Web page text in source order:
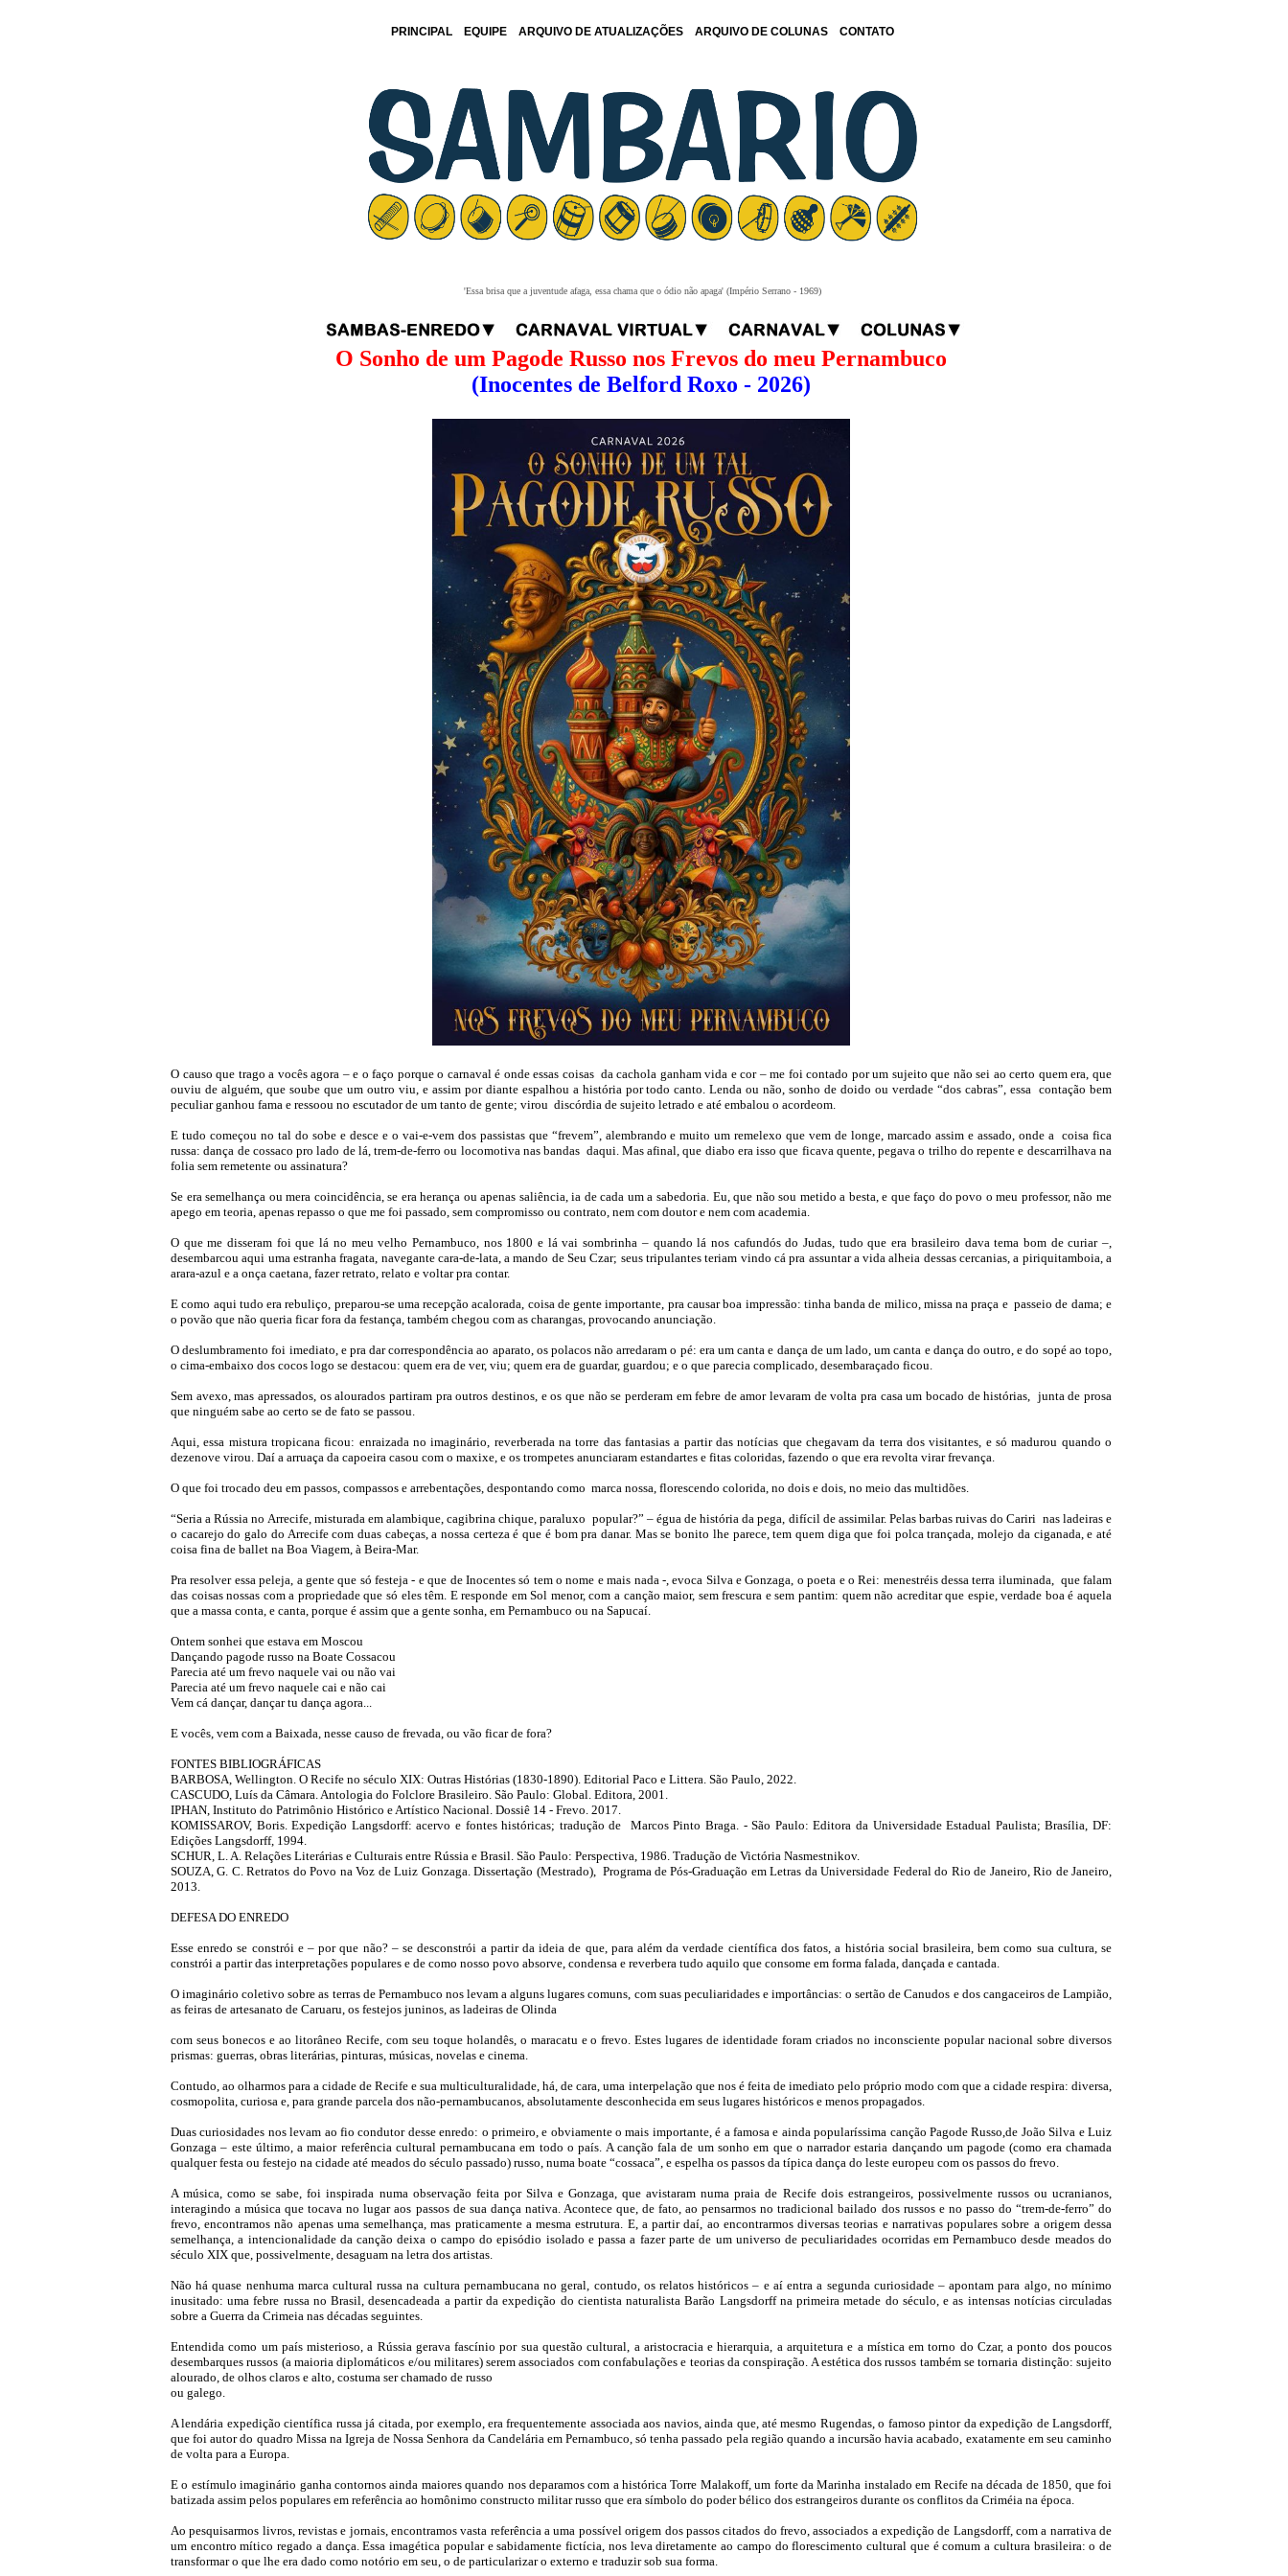
PRINCIPAL EQUIPE ARQUIVO DE ATUALIZAÇÕES ARQUIVO DE COLUNAS CONTATO
'Essa brisa que a juventude afaga, essa chama que o ódio não apaga' (Império Serrano - 1969)
O Sonho de um Pagode Russo nos Frevos do meu Pernambuco
(Inocentes de Belford Roxo - 2026)
O causo que trago a vocês agora – e o faço porque o carnaval é onde essas coisas da cachola ganham vida e cor – me foi contado por um sujeito que não sei ao certo quem era, que
ouviu de alguém, que soube que um outro viu, e assim por diante espalhou a história por todo canto. Lenda ou não, sonho de doido ou verdade “dos cabras”, essa contação bem
peculiar ganhou fama e ressoou no escutador de um tanto de gente; virou discórdia de sujeito letrado e até embalou o acordeom.
E tudo começou no tal do sobe e desce e o vai-e-vem dos passistas que “frevem”, alembrando e muito um remelexo que vem de longe, marcado assim e assado, onde a coisa fica
russa: dança de cossaco pro lado de lá, trem-de-ferro ou locomotiva nas bandas daqui. Mas afinal, que diabo era isso que ficava quente, pegava o trilho do repente e descarrilhava na
folia sem remetente ou assinatura?
Se era semelhança ou mera coincidência, se era herança ou apenas saliência, ia de cada um a sabedoria. Eu, que não sou metido a besta, e que faço do povo o meu professor, não me
apego em teoria, apenas repasso o que me foi passado, sem compromisso ou contrato, nem com doutor e nem com academia.
O que me disseram foi que lá no meu velho Pernambuco, nos 1800 e lá vai sombrinha – quando lá nos cafundós do Judas, tudo que era brasileiro dava tema bom de curiar –,
desembarcou aqui uma estranha fragata, navegante cara-de-lata, a mando de SeuCzar; seus tripulantes teriam vindo cá pra assuntar a vida alheia dessas cercanias, a piriquitamboia, a
arara-azul e a onça caetana, fazer retrato, relato e voltar pra contar.
E como aqui tudo era rebuliço, preparou-se uma recepção acalorada, coisa de gente importante, pra causar boa impressão: tinha banda de milico, missa na praça e passeio de dama; e
o povão que não queria ficar fora da festança, também chegou com as charangas, provocando anunciação.
O deslumbramento foi imediato, e pra dar correspondência ao aparato, os polacos não arredaram o pé: era um canta e dança de um lado, um canta e dança do outro, e do sopé ao topo,
o cima-embaixo dos cocos logo se destacou: quem era de ver, viu; quem era de guardar, guardou; e o que parecia complicado, desembaraçado ficou.
Sem avexo, mas apressados, os alourados partiram pra outros destinos, e os que não se perderam em febre de amor levaram de volta pra casa um bocado de histórias, junta de prosa
que ninguém sabe ao certo se de fato se passou.
Aqui, essa mistura tropicana ficou: enraizada no imaginário, reverberada na torre das fantasias a partir das notícias que chegavam da terra dos visitantes, e só madurou quando o
dezenove virou. Daí a arruaça da capoeira casou com o maxixe, e os trompetes anunciaram estandartes e fitas coloridas, fazendo o que era revolta virar frevança.
O que foi trocado deu em passos, compassos e arrebentações, despontando como marca nossa, florescendo colorida, no dois e dois, no meio das multidões.
“Seria a Rússia no Arrecife, misturada em alambique, cagibrina chique, paraluxo popular?” – égua de história da pega, difícil de assimilar. Pelas barbas ruivas do Cariri nas ladeiras e
o cacarejo do galo do Arrecife com duas cabeças, a nossa certeza é que é bom pra danar. Mas se bonito lhe parece, tem quem diga que foi polca trançada, molejo da ciganada, e até
coisa fina de ballet na Boa Viagem, à Beira-Mar.
Pra resolver essa peleja, a gente que só festeja - e que de Inocentes só tem o nome e mais nada -, evoca Silva e Gonzaga, o poeta e o Rei: menestréis dessa terra iluminada, que falam
das coisas nossas com a propriedade que só eles têm. E responde em Sol menor, com a canção maior, sem frescura e sem pantim: quem não acreditar que espie, verdade boa é aquela
que a massa conta, e canta, porque é assim que a gente sonha, em Pernambuco ou na Sapucaí.
Ontem sonhei que estava em Moscou
Dançando pagode russo na Boate Cossacou
Parecia até um frevo naquele vai ou não vai
Parecia até um frevo naquele cai e não cai
Vem cá dançar, dançar tu dança agora...
E vocês, vem com a Baixada, nesse causo de frevada, ou vão ficar de fora?
FONTES BIBLIOGRÁFICAS
BARBOSA, Wellington. O Recife no século XIX: Outras Histórias (1830-1890). Editorial Paco e Littera. São Paulo, 2022.
CASCUDO, Luís da Câmara. Antologia do Folclore Brasileiro. São Paulo: Global. Editora, 2001.
IPHAN, Instituto do Patrimônio Histórico e Artístico Nacional. Dossiê 14 - Frevo. 2017.
KOMISSAROV, Boris. Expedição Langsdorff: acervo e fontes históricas; tradução de Marcos Pinto Braga. - São Paulo: Editora da Universidade Estadual Paulista; Brasília, DF:
Edições Langsdorff, 1994.
SCHUR, L. A. Relações Literárias e Culturais entre Rússia e Brasil. São Paulo: Perspectiva, 1986. Tradução de Victória Nasmestnikov.
SOUZA, G. C. Retratos do Povo na Voz de Luiz Gonzaga. Dissertação (Mestrado), Programa de Pós-Graduação em Letras da Universidade Federal do Rio de Janeiro, Rio de Janeiro,
2013.
DEFESA DO ENREDO
Esse enredo se constrói e – por que não? – se desconstrói a partir da ideia de que, para além da verdade científica dos fatos, a história social brasileira, bem como sua cultura, se
constrói a partir das interpretações populares e de como nosso povo absorve, condensa e reverbera tudo aquilo que consome em forma falada, dançada e cantada.
O imaginário coletivo sobre as terras de Pernambuco nos levam a alguns lugares comuns, com suas peculiaridades e importâncias: o sertão de Canudos e dos cangaceiros de Lampião,
as feiras de artesanato de Caruaru, os festejos juninos, as ladeiras de Olinda
com seus bonecos e ao litorâneo Recife, com seu toque holandês, o maracatu e o frevo. Estes lugares de identidade foram criados no inconsciente popular nacional sobre diversos
prismas: guerras, obras literárias, pinturas, músicas, novelas e cinema.
Contudo, ao olharmos para a cidade de Recife e sua multiculturalidade, há, de cara, uma interpelação que nos é feita de imediato pelo próprio modo com que a cidade respira: diversa,
cosmopolita, curiosa e, para grande parcela dos não-pernambucanos, absolutamente desconhecida em seus lugares históricos e menos propagados.
Duas curiosidades nos levam ao fio condutor desse enredo: o primeiro, e obviamente o mais importante, é a famosa e ainda popularíssima canção Pagode Russo,de João Silva e Luiz
Gonzaga – este último, a maior referência cultural pernambucana em todo o país. A canção fala de um sonho em que o narrador estaria dançando um pagode (como era chamada
qualquer festa ou festejo na cidade até meados do século passado) russo, numa boate “cossaca”, e espelha os passos da típica dança do leste europeu com os passos do frevo.
A música, como se sabe, foi inspirada numa observação feita por Silva e Gonzaga, que avistaram numa praia de Recife dois estrangeiros, possivelmente russos ou ucranianos,
interagindo a música que tocava no lugar aos passos de sua dança nativa. Acontece que, de fato, ao pensarmos no tradicional bailado dos russos e no passo do “trem-de-ferro” do
frevo, encontramos não apenas uma semelhança, mas praticamente a mesma estrutura. E, a partir daí, ao encontrarmos diversas teorias e narrativas populares sobre a origem dessa
semelhança, a intencionalidade da canção deixa o campo do episódio isolado e passa a fazer parte de um universo de peculiaridades ocorridas em Pernambuco desde meados do
século XIX que, possivelmente, desaguam na letra dos artistas.
Não há quase nenhuma marca cultural russa na cultura pernambucana no geral, contudo, os relatos históricos – e aí entra a segunda curiosidade – apontam para algo, no mínimo
inusitado: uma febre russa no Brasil, desencadeada a partir da expedição do cientista naturalista Barão Langsdorff na primeira metade do século, e as intensas notícias circuladas
sobre a Guerra da Crimeia nas décadas seguintes.
Entendida como um país misterioso, a Rússia gerava fascínio por sua questão cultural, a aristocracia e hierarquia, a arquitetura e a mística em torno do Czar, a ponto dos poucos
desembarques russos (a maioria diplomáticos e/ou militares) serem associados com confabulações e teorias da conspiração. A estética dos russos também se tornaria distinção: sujeito
alourado, de olhos claros e alto, costuma ser chamado de russo
ou galego.
A lendária expedição científica russa já citada, por exemplo, era frequentemente associada aos navios, ainda que, até mesmo Rugendas, o famoso pintor da expedição de Langsdorff,
que foi autor do quadro Missa na Igreja de Nossa Senhora da Candelária em Pernambuco, só tenha passado pela região quando a incursão havia acabado, exatamente em seu caminho
de volta para a Europa.
E o estímulo imaginário ganha contornos ainda maiores quando nos deparamos com a histórica Torre Malakoff, um forte da Marinha instalado em Recife na década de 1850, que foi
batizada assim pelos populares em referência ao homônimo constructo militar russo que era símbolo do poder bélico dos estrangeiros durante os conflitos da Criméia na época.
Ao pesquisarmos livros, revistas e jornais, encontramos vasta referência a uma possível origem dos passos citados do frevo, associados a expedição de Langsdorff, com a narrativa de
um encontro mítico regado a dança. Essa imagética popular e sabidamente fictícia, nos leva diretamente ao campo do florescimento cultural que é comum a cultura brasileira: o de
transformar o que lhe era dado como notório em seu, o de particularizar o externo e traduzir sob sua forma.